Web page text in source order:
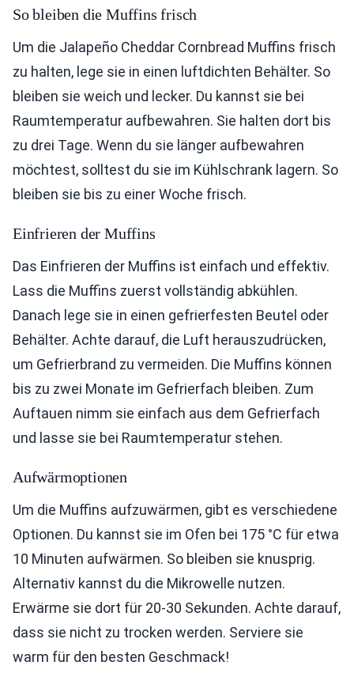
So bleiben die Muffins frisch
Um die Jalapeño Cheddar Cornbread Muffins frisch
zu halten, lege sie in einen luftdichten Behälter. So
bleiben sie weich und lecker. Du kannst sie bei
Raumtemperatur aufbewahren. Sie halten dort bis
zu drei Tage. Wenn du sie länger aufbewahren
möchtest, solltest du sie im Kühlschrank lagern. So
bleiben sie bis zu einer Woche frisch.
Einfrieren der Muffins
Das Einfrieren der Muffins ist einfach und effektiv.
Lass die Muffins zuerst vollständig abkühlen.
Danach lege sie in einen gefrierfesten Beutel oder
Behälter. Achte darauf, die Luft herauszudrücken,
um Gefrierbrand zu vermeiden. Die Muffins können
bis zu zwei Monate im Gefrierfach bleiben. Zum
Auftauen nimm sie einfach aus dem Gefrierfach
und lasse sie bei Raumtemperatur stehen.
Aufwärmoptionen
Um die Muffins aufzuwärmen, gibt es verschiedene
Optionen. Du kannst sie im Ofen bei 175 °C für etwa
10 Minuten aufwärmen. So bleiben sie knusprig.
Alternativ kannst du die Mikrowelle nutzen.
Erwärme sie dort für 20-30 Sekunden. Achte darauf,
dass sie nicht zu trocken werden. Serviere sie
warm für den besten Geschmack!